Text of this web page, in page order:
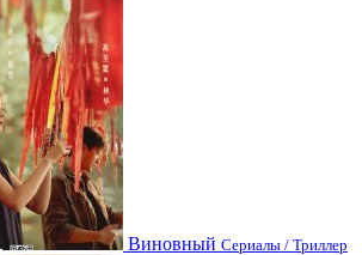
Виновный Сериалы / Триллер